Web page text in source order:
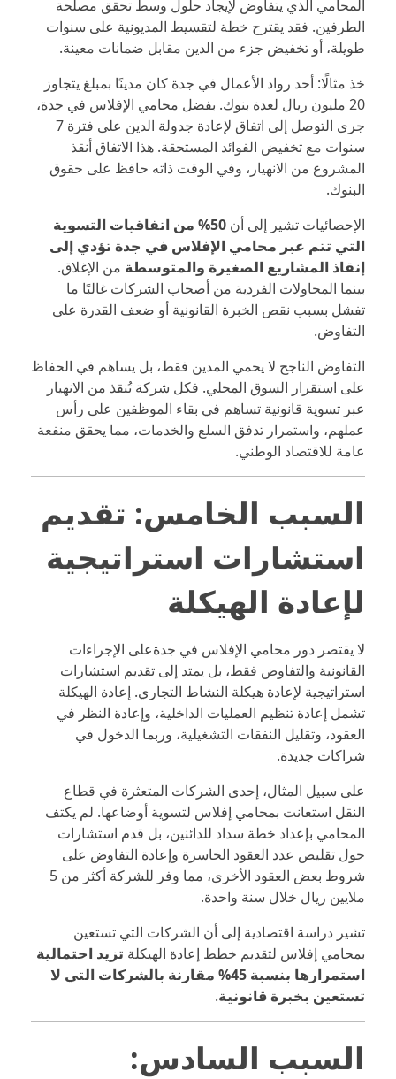
المحامي الذي يتفاوض لإيجاد حلول وسط تحقق مصلحة
الطرفين. فقد يقترح خطة لتقسيط المديونية على سنوات
طويلة، أو تخفيض جزء من الدين مقابل ضمانات معينة.
خذ مثالًا: أحد رواد الأعمال في جدة كان مدينًا بمبلغ يتجاوز
20 مليون ريال لعدة بنوك. بفضل محامي الإفلاس في جدة،
جرى التوصل إلى اتفاق لإعادة جدولة الدين على فترة 7
سنوات مع تخفيض الفوائد المستحقة. هذا الاتفاق أنقذ
المشروع من الانهيار، وفي الوقت ذاته حافظ على حقوق
البنوك.
الإحصائيات تشير إلى أن
50% من اتفاقيات التسوية
التي تتم عبر محامي الإفلاس في جدة تؤدي إلى
إنقاذ المشاريع الصغيرة والمتوسطة من الإغلاق.
بينما المحاولات الفردية من أصحاب الشركات غالبًا ما
تفشل بسبب نقص الخبرة القانونية أو ضعف القدرة على
التفاوض.
التفاوض الناجح لا يحمي المدين فقط، بل يساهم في الحفاظ
على استقرار السوق المحلي. فكل شركة تُنقذ من الانهيار
عبر تسوية قانونية تساهم في بقاء الموظفين على رأس
عملهم، واستمرار تدفق السلع والخدمات، مما يحقق منفعة
عامة للاقتصاد الوطني.
السبب الخامس: تقديم
استشارات استراتيجية
لإعادة الهيكلة
لا يقتصر دور محامي الإفلاس في جدةعلى الإجراءات
القانونية والتفاوض فقط، بل يمتد إلى تقديم استشارات
استراتيجية لإعادة هيكلة النشاط التجاري. إعادة الهيكلة
تشمل إعادة تنظيم العمليات الداخلية، وإعادة النظر في
العقود، وتقليل النفقات التشغيلية، وربما الدخول في
شراكات جديدة.
على سبيل المثال، إحدى الشركات المتعثرة في قطاع
النقل استعانت بمحامي إفلاس لتسوية أوضاعها. لم يكتف
المحامي بإعداد خطة سداد للدائنين، بل قدم استشارات
حول تقليص عدد العقود الخاسرة وإعادة التفاوض على
شروط بعض العقود الأخرى، مما وفر للشركة أكثر من 5
ملايين ريال خلال سنة واحدة.
تشير دراسة اقتصادية إلى أن الشركات التي تستعين
بمحامي إفلاس لتقديم خطط إعادة الهيكلة تزيد احتمالية
استمرارها بنسبة 45% مقارنة بالشركات التي لا
تستعين بخبرة قانونية.
السبب السادس: